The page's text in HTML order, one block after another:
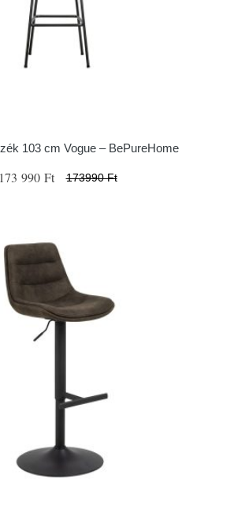
103 cm Vogue – BePureHome
173 990 Ft 173990 Ft